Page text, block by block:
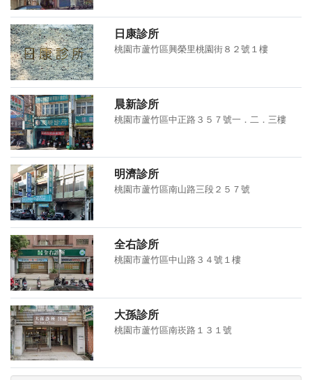
日康診所
桃園市蘆竹區興榮里桃園街８２號１樓
晨新診所
桃園市蘆竹區中正路３５７號一．二．三樓
明濟診所
桃園市蘆竹區南山路三段２５７號
全右診所
桃園市蘆竹區中山路３４號１樓
大孫診所
桃園市蘆竹區南崁路１３１號